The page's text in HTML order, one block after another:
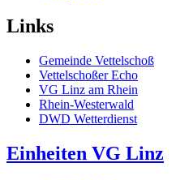
Links
Gemeinde Vettelschoß
Vettelschoßer Echo
VG Linz am Rhein
Rhein-Westerwald
DWD Wetterdienst
Einheiten VG Linz